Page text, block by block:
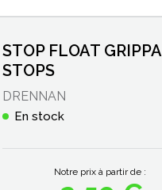
STOP FLOAT GRIPPA
STOPS
DRENNAN
En stock
Notre prix à partir de :